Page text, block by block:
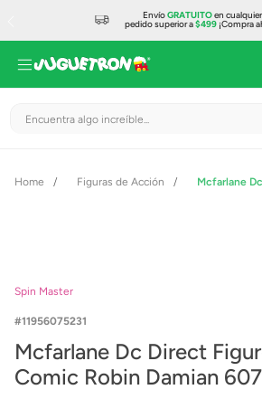
EnvíoGRATUITOen cualquier
pedido superior a$499¡Compra
Encuentra algo increíble...
Figuras de Acción
Spin Master
11956075231
Mcfarlane Dc Direct Figure With
Comic Robin Damian